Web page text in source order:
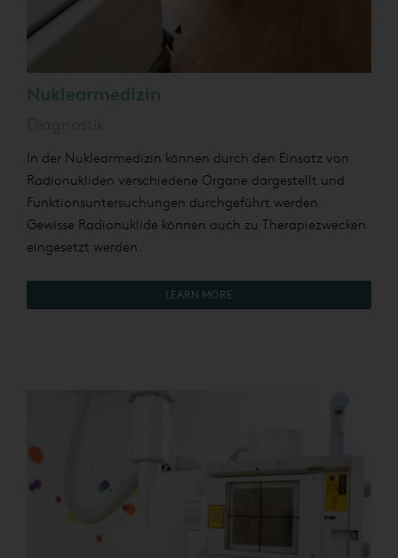
Nuklearmedizin
Diagnostik
In der Nuklearmedizin können durch den Einsatz von
Radionukliden verschiedene Organe dargestellt und
Funktionsuntersuchungen durchgeführt werden.
Gewisse Radionuklide können auch zu Therapiezwecken
eingesetzt werden.
LEARN MORE